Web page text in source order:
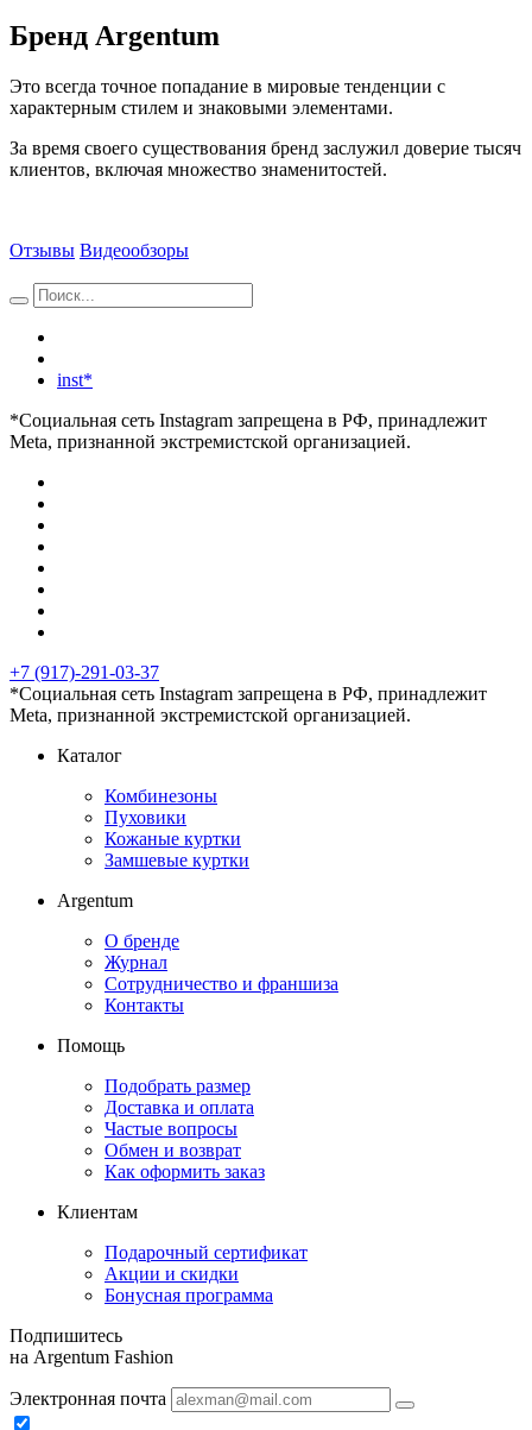
Бренд Argentum
Это всегда точное попадание в мировые тенденции с
характерным стилем и знаковыми элементами.
За время своего существования бренд заслужил доверие тысяч
клиентов, включая множество знаменитостей.
Отзывы Видеообзоры
inst*
*Социальная сеть Instagram запрещена в РФ, принадлежит
Meta, признанной экстремистской организацией.
+7 (917)-291-03-37
*Социальная сеть Instagram запрещена в РФ, принадлежит
Meta, признанной экстремистской организацией.
Каталог
Комбинезоны
Пуховики
Кожаные куртки
Замшевые куртки
Argentum
О бренде
Журнал
Сотрудничество и франшиза
Контакты
Помощь
Подобрать размер
Доставка и оплата
Частые вопросы
Обмен и возврат
Как оформить заказ
Клиентам
Подарочный сертификат
Акции и скидки
Бонусная программа
Подпишитесь
на Argentum Fashion
Электронная почта